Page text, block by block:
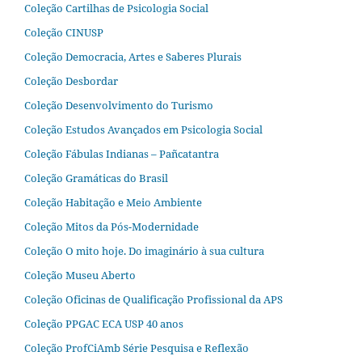
Coleção Cartilhas de Psicologia Social
Coleção CINUSP
Coleção Democracia, Artes e Saberes Plurais
Coleção Desbordar
Coleção Desenvolvimento do Turismo
Coleção Estudos Avançados em Psicologia Social
Coleção Fábulas Indianas – Pañcatantra
Coleção Gramáticas do Brasil
Coleção Habitação e Meio Ambiente
Coleção Mitos da Pós-Modernidade
Coleção O mito hoje. Do imaginário à sua cultura
Coleção Museu Aberto
Coleção Oficinas de Qualificação Profissional da APS
Coleção PPGAC ECA USP 40 anos
Coleção ProfCiAmb Série Pesquisa e Reflexão